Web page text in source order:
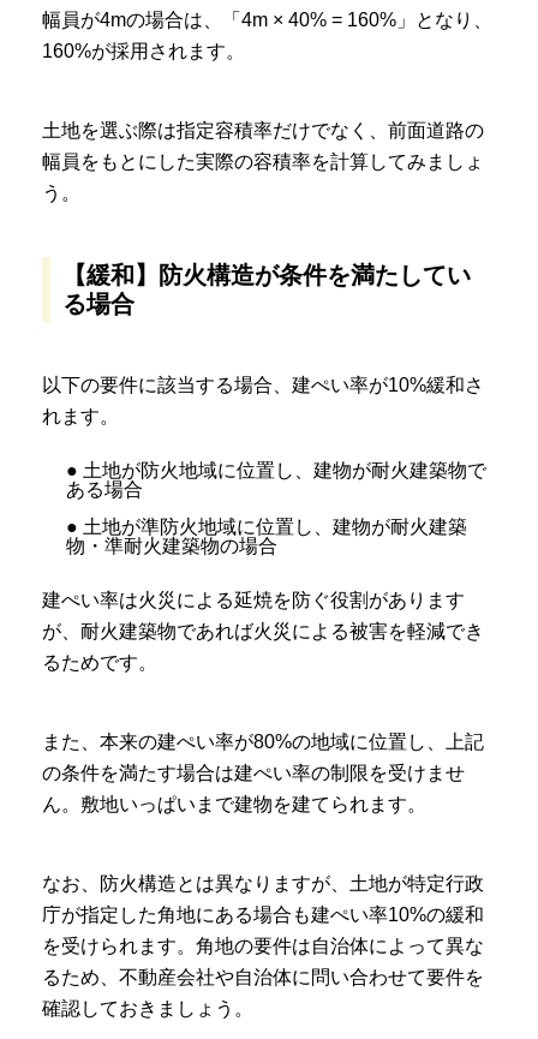
幅員が4mの場合は、「4m × 40% = 160%」となり、
160%が採用されます。
土地を選ぶ際は指定容積率だけでなく、前面道路の
幅員をもとにした実際の容積率を計算してみましょ
う。
【緩和】防火構造が条件を満たしてい
る場合
以下の要件に該当する場合、建ぺい率が10%緩和さ
れます。
● 土地が防火地域に位置し、建物が耐火建築物で
ある場合
● 土地が準防火地域に位置し、建物が耐火建築
物・準耐火建築物の場合
建ぺい率は火災による延焼を防ぐ役割があります
が、耐火建築物であれば火災による被害を軽減でき
るためです。
また、本来の建ぺい率が80%の地域に位置し、上記
の条件を満たす場合は建ぺい率の制限を受けませ
ん。敷地いっぱいまで建物を建てられます。
なお、防火構造とは異なりますが、土地が特定行政
庁が指定した角地にある場合も建ぺい率10%の緩和
を受けられます。角地の要件は自治体によって異な
るため、不動産会社や自治体に問い合わせて要件を
確認しておきましょう。